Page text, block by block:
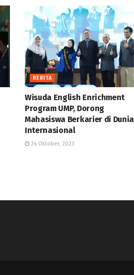
BERITA
Wisuda English Enrichment
Program UMP, Dorong
Mahasiswa Berkarier di Dunia
Internasional
24 Oktober, 2023